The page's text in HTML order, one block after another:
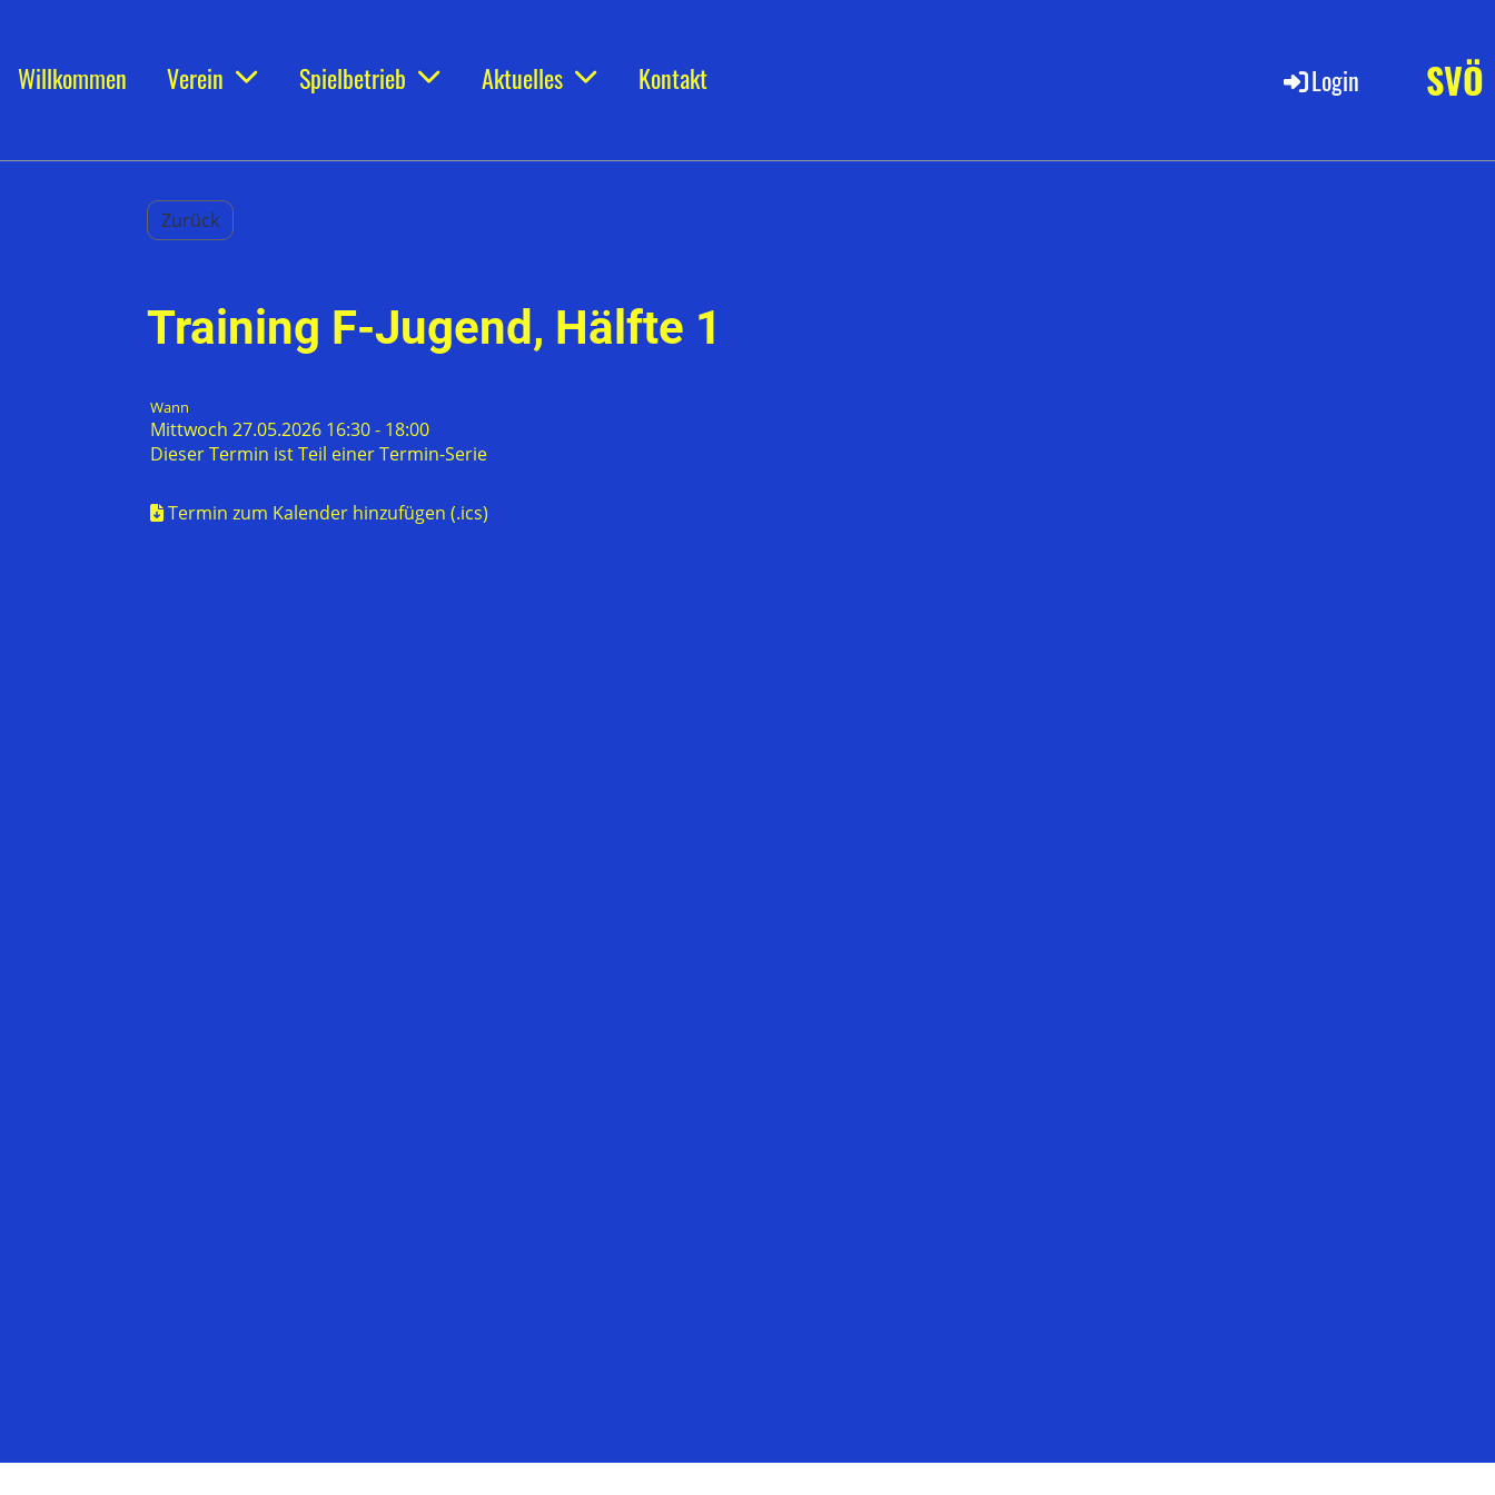
Willkommen Verein Spielbetrieb Aktuelles Kontakt Login SVÖ
Zurück
Training F-Jugend, Hälfte 1
Wann
Mittwoch 27.05.2026 16:30 - 18:00
Dieser Termin ist Teil einerTermin-Serie
Termin zum Kalender hinzufügen (.ics)